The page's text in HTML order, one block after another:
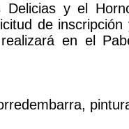
Delicias y el
de
en el
,